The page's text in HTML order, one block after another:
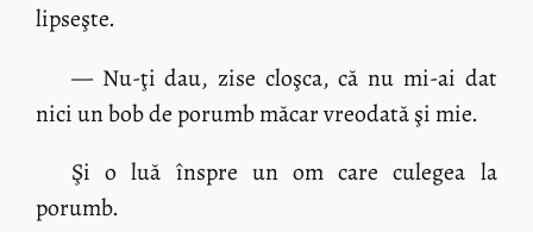
lipseşte.
— Nu-ţi dau, zise cloşca, că nu mi-ai dat
nici un bob de porumb măcar vreodată şi mie.
Şi o luă înspre un om care culegea la
porumb.